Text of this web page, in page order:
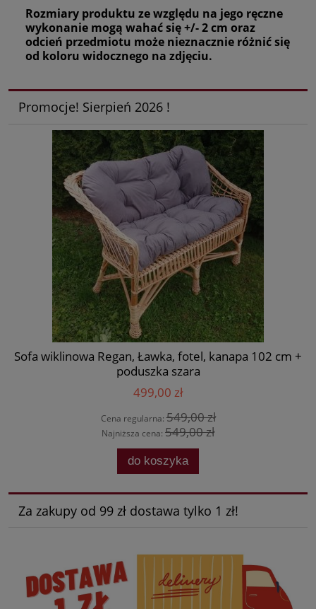
Rozmiary produktu ze względu na jego ręczne
wykonanie mogą wahać się +/- 2 cm oraz
odcień przedmiotu może nieznacznie różnić się
od koloru widocznego na zdjęciu.
Promocje! Sierpień 2026 !
Sofa wiklinowa Regan, Ławka, fotel, kanapa 102 cm +
poduszka szara
499,00 zł
Cena regularna:549,00 zł
Najniższa cena: 549,00 zł
do koszyka
Za zakupy od 99 zł dostawa tylko 1 zł!